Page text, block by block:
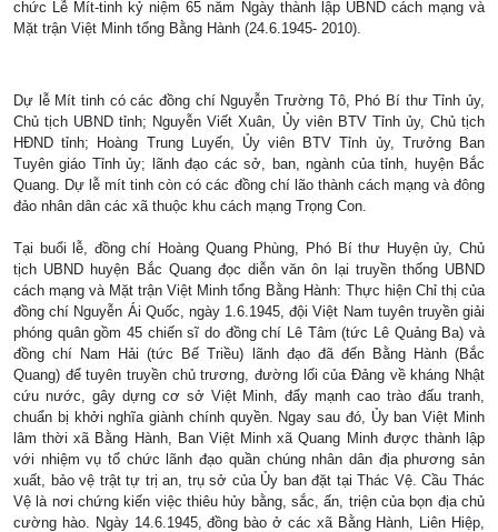
chức Lễ Mít-tinh kỷ niệm 65 năm Ngày thành lập UBND cách mạng và
Mặt trận Việt Minh tổng Bằng Hành (24.6.1945- 2010).
Dự lễ Mít tinh có các đồng chí Nguyễn Trường Tô, Phó Bí thư Tỉnh ủy,
Chủ tịch UBND tỉnh; Nguyễn Viết Xuân, Ủy viên BTV Tỉnh ủy, Chủ tịch
HĐND tỉnh; Hoàng Trung Luyến, Ủy viên BTV Tỉnh ủy, Trưởng Ban
Tuyên giáo Tỉnh ủy; lãnh đạo các sở, ban, ngành của tỉnh, huyện Bắc
Quang. Dự lễ mít tinh còn có các đồng chí lão thành cách mạng và đông
đảo nhân dân các xã thuộc khu cách mạng Trọng Con.
Tại buổi lễ, đồng chí Hoàng Quang Phùng, Phó Bí thư Huyện ủy, Chủ
tịch UBND huyện Bắc Quang đọc diễn văn ôn lại truyền thống UBND
cách mạng và Mặt trận Việt Minh tổng Bằng Hành: Thực hiện Chỉ thị của
đồng chí Nguyễn Ái Quốc, ngày 1.6.1945, đội Việt Nam tuyên truyền giải
phóng quân gồm 45 chiến sĩ do đồng chí Lê Tâm (tức Lê Quảng Ba) và
đồng chí Nam Hải (tức Bế Triều) lãnh đạo đã đến Bằng Hành (Bắc
Quang) để tuyên truyền chủ trương, đường lối của Đảng về kháng Nhật
cứu nước, gây dựng cơ sở Việt Minh, đẩy mạnh cao trào đấu tranh,
chuẩn bị khởi nghĩa giành chính quyền. Ngay sau đó, Ủy ban Việt Minh
lâm thời xã Bằng Hành, Ban Việt Minh xã Quang Minh được thành lập
với nhiệm vụ tổ chức lãnh đạo quần chúng nhân dân địa phương sản
xuất, bảo vệ trật tự trị an, trụ sở của Ủy ban đặt tại Thác Vệ. Cầu Thác
Vệ là nơi chứng kiến việc thiêu hủy bằng, sắc, ấn, triện của bọn địa chủ
cường hào. Ngày 14.6.1945, đồng bào ở các xã Bằng Hành, Liên Hiệp,